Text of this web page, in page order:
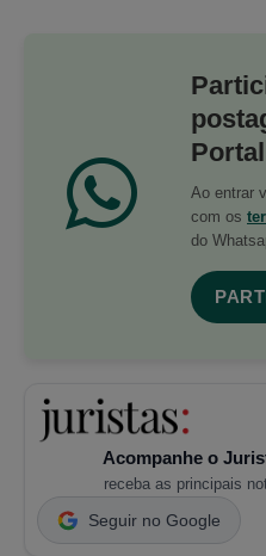
Ao entrar
com os
do
Acompanhe o
receba as principais
Seguir no Google